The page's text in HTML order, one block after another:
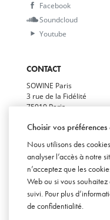
Facebook
Soundcloud
Youtube
CONTACT
SOWINE Paris
3 rue de la Fidélité
75010 Paris
SOWINE Bordeaux
29 allées de Tourny
33000 Bordeaux
+33(0)5 54 07 00 50
SOWINE London
Becket House
1 Lambeth Palace Rd
Choisir vos
Nous utilisons des
analyser l’accès à notre
n’acceptez que les
Web ou si vous
suivi. Pour plus
de confidentialité.